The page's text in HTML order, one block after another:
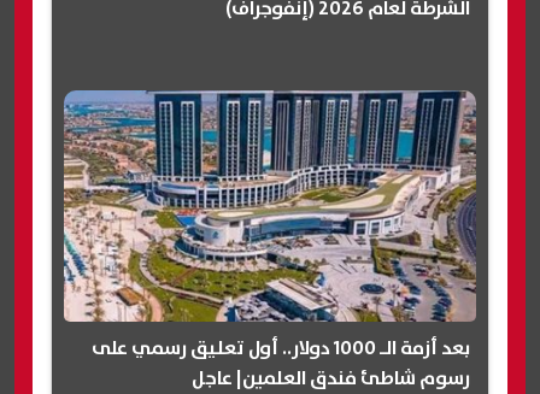
الشرطة لعام 2026 (إنفوجراف)
بعد أزمة الـ 1000 دولار.. أول تعليق رسمي على
رسوم شاطئ فندق العلمين| عاجل